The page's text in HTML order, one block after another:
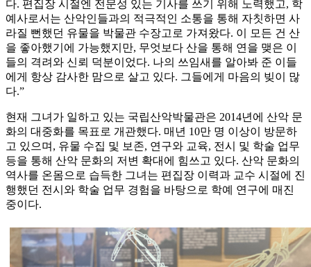
다. 편집장 시절엔 전문성 있는 기사를 쓰기 위해 노력했고, 학
예사로서는 산악인들과의 적극적인 소통을 통해 자칫하면 사
라질 뻔했던 유물을 박물관 수장고로 가져왔다. 이 모든 건 산
을 좋아했기에 가능했지만, 무엇보다 산을 통해 연을 맺은 이
들의 격려와 신뢰 덕분이었다. 나의 쓰임새를 알아봐 준 이들
에게 항상 감사한 맘으로 살고 있다. 그들에게 마음의 빚이 많
다.”
현재 그녀가 일하고 있는 국립산악박물관은 2014년에 산악 문
화의 대중화를 목표로 개관했다. 매년 10만 명 이상이 방문하
고 있으며, 유물 수집 및 보존, 연구와 교육, 전시 및 학술 업무
등을 통해 산악 문화의 저변 확대에 힘쓰고 있다. 산악 문화의
역사를 온몸으로 습득한 그녀는 편집장 이력과 교수 시절에 진
행했던 전시와 학술 업무 경험을 바탕으로 학예 연구에 매진
중이다.